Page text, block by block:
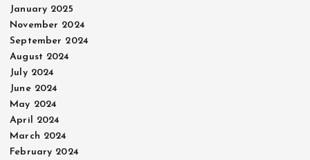
January 2025
November 2024
September 2024
August 2024
July 2024
June 2024
May 2024
April 2024
March 2024
February 2024